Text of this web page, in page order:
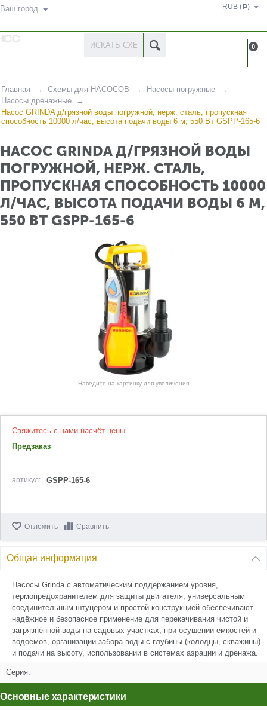
Ваш город RUB (Р)
0
Главная Схемы для НАСОСОВ
Насосы погружные
Насосы дренажные
Насос GRINDA д/грязной воды погружной, нерж. сталь, пропускная
способность 10000 л/час, высота подачи воды 6 м, 550 Вт GSPP-165-6
НАСОС GRINDA Д/ГРЯЗНОЙ ВОДЫ
ПОГРУЖНОЙ, НЕРЖ. СТАЛЬ,
ПРОПУСКНАЯ СПОСОБНОСТЬ 10000
Л/ЧАС, ВЫСОТА ПОДАЧИ ВОДЫ 6 М,
550 ВТ GSPP-165-6
Наведите на картинку для увеличения
Свяжитесь с нами насчёт цены
Предзаказ
артикул: GSPP-165-6
Отложить Сравнить
Общая информация
Насосы Grinda с автоматическим поддержанием уровня,
термопредохранителем для защиты двигателя, универсальным
соединительным штуцером и простой конструкцией обеспечивают
надёжное и безопасное применение для перекачивания чистой и
загрязнённой воды на садовых участках, при осушении ёмкостей и
водоёмов, организации забора воды с глубины (колодцы, скважины)
и подачи на высоту, использовании в системах аэрации и дренажа.
Серия:
Основные характеристики